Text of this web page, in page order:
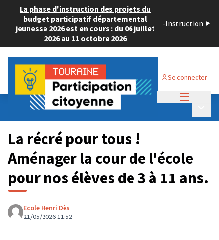
La phase d'instruction des projets du
budget participatif départemental
jeunesse 2026 est en cours : du 06 juillet
2026 au 11 octobre 2026
-Instruction
Se connecter
Budget Participatif JEUNESSE 2026
💡 Consulter les projets déposés
La récré pour tous !
Aménager la cour de l'école
pour nos élèves de 3 à 11 ans.
Ecole Henri Dès
21/05/2026 11:52